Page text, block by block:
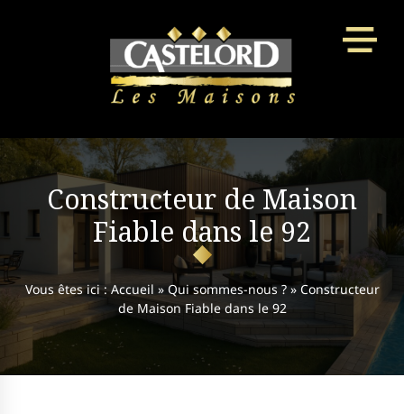
Constructeur de Maison
Fiable dans le 92
Vous êtes ici :Accueil » Qui sommes-nous ?» Constructeur
de Maison Fiable dans le 92